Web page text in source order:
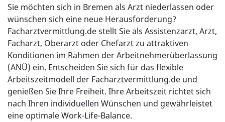
Sie möchten sich in Bremen als Arzt niederlassen oder
wünschen sich eine neue Herausforderung?
Facharztvermittlung.de stellt Sie als Assistenzarzt, Arzt,
Facharzt, Oberarzt oder Chefarzt zu attraktiven
Konditionen im Rahmen der Arbeitnehmerüberlassung
(ANÜ) ein. Entscheiden Sie sich für das flexible
Arbeitszeitmodell der Facharztvermittlung.de und
genießen Sie Ihre Freiheit. Ihre Arbeitszeit richtet sich
nach Ihren individuellen Wünschen und gewährleistet
eine optimale Work-Life-Balance.